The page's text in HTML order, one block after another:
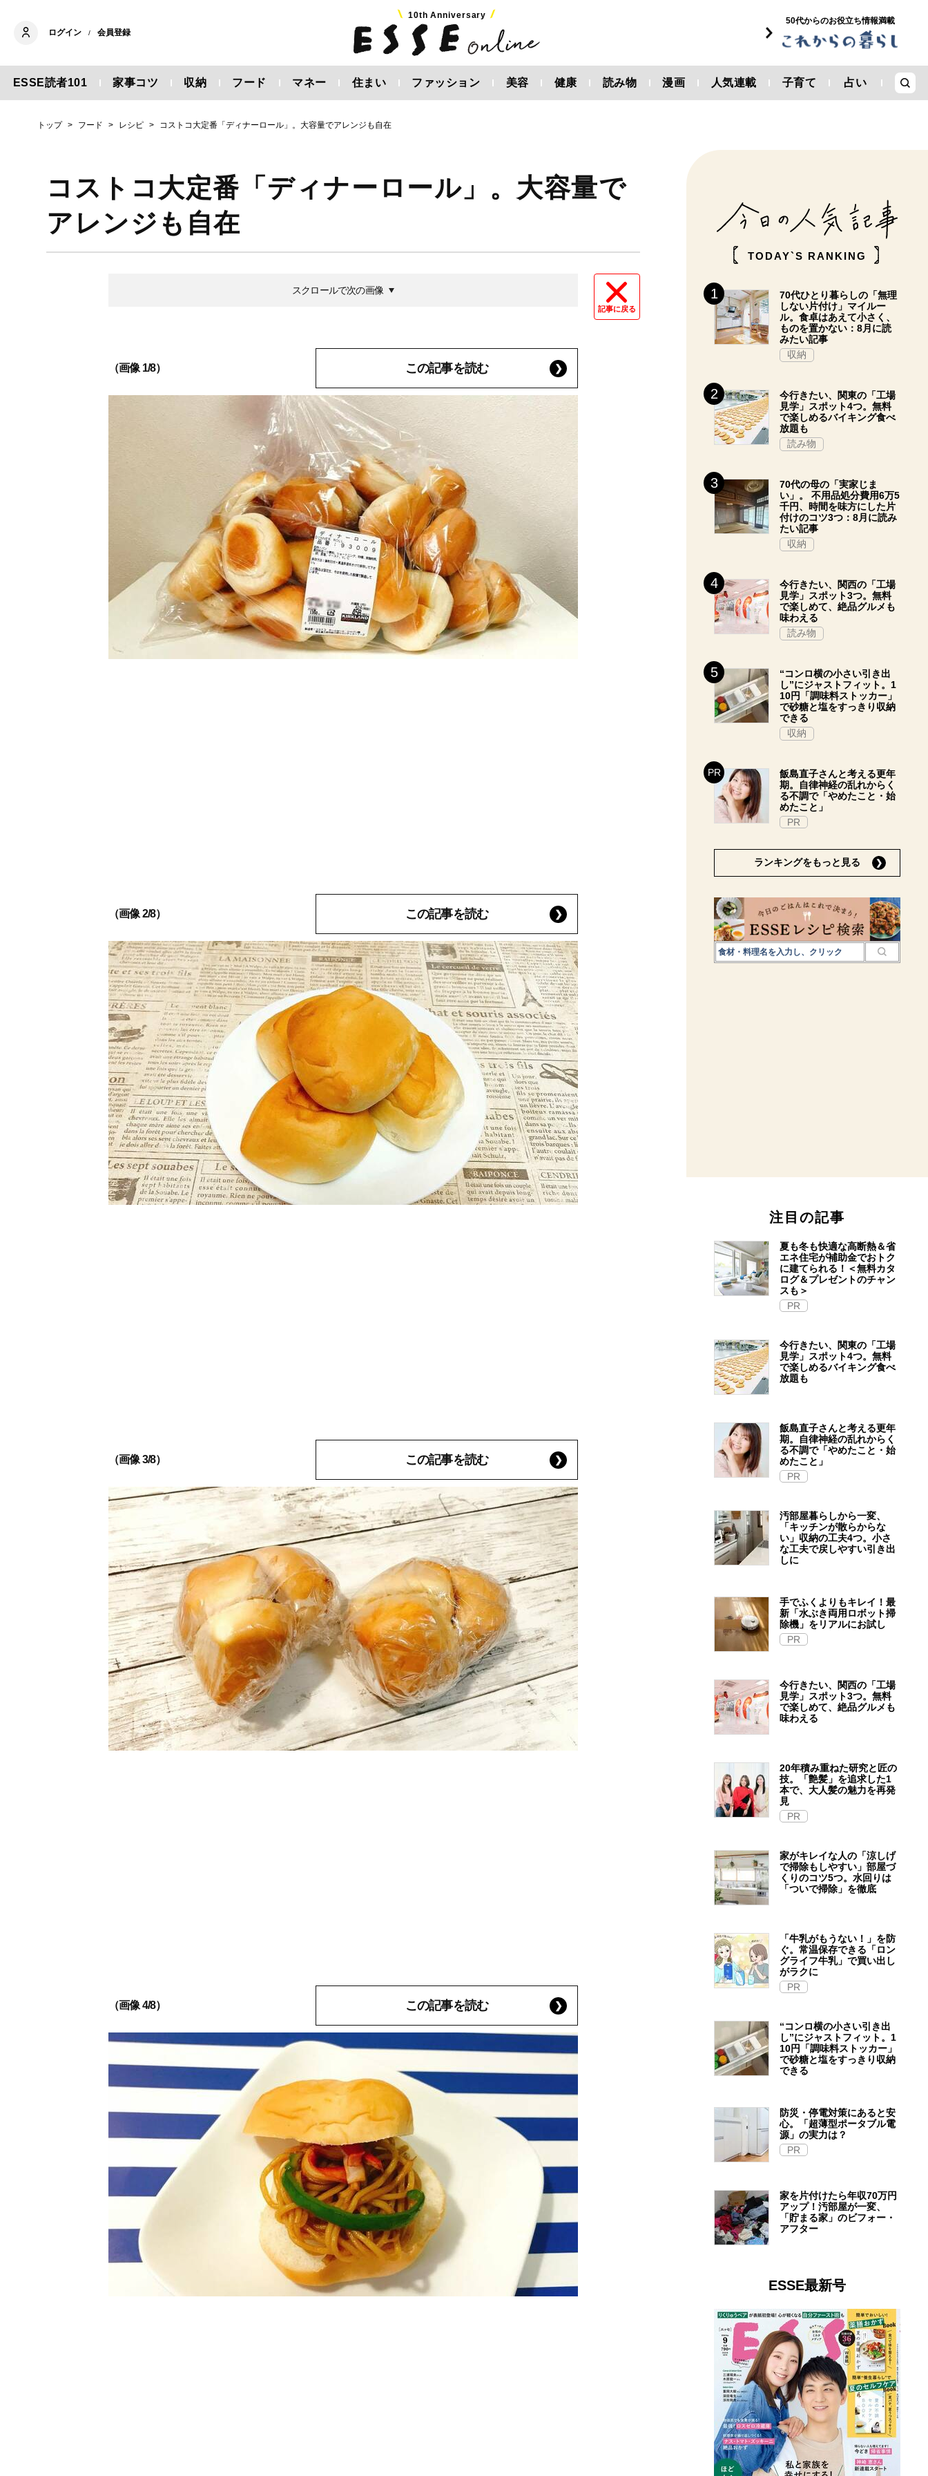
ログイン / 会員登録
10th Anniversary
50代からのお役立ち情報満載
ESSE読者101 家事コツ 収納 フード マネー 住まい ファッション 美容 健康 読み物 漫画 人気連載 子育て 占い
トップ フード レシピ コストコ大定番「ディナーロール」。大容量でアレンジも自在
コストコ大定番「ディナーロール」。大容量で
アレンジも自在
記事に戻る
スクロールで次の画像
（画像 1/8） この記事を読む
（画像 2/8） この記事を読む
（画像 3/8） この記事を読む
（画像 4/8） この記事を読む
TODAY`S RANKING
70代ひとり暮らしの「無理
しない片付け」マイルー
ル。食卓はあえて小さく、
ものを置かない：8月に読
みたい記事
収納
今行きたい、関東の「工場
見学」スポット4つ。無料
で楽しめるバイキング食べ
放題も
読み物
70代の母の「実家じま
い」。 不用品処分費用6万5
千円、時間を味方にした片
付けのコツ3つ：8月に読み
たい記事
収納
今行きたい、関西の「工場
見学」スポット3つ。無料
で楽しめて、絶品グルメも
味わえる
読み物
“コンロ横の小さい引き出
し”にジャストフィット。1
10円「調味料ストッカー」
で砂糖と塩をすっきり収納
できる
収納
飯島直子さんと考える更年
期。自律神経の乱れからく
る不調で「やめたこと・始
めたこと」
PR
ランキングをもっと見る
注目の記事
夏も冬も快適な高断熱＆省
エネ住宅が補助金でおトク
に建てられる！＜無料カタ
ログ＆プレゼントのチャン
スも＞
PR
今行きたい、関東の「工場
見学」スポット4つ。無料
で楽しめるバイキング食べ
放題も
飯島直子さんと考える更年
期。自律神経の乱れからく
る不調で「やめたこと・始
めたこと」
PR
汚部屋暮らしから一変、
「キッチンが散らからな
い」収納の工夫4つ。小さ
な工夫で戻しやすい引き出
しに
手でふくよりもキレイ！最
新「水ぶき両用ロボット掃
除機」をリアルにお試し
PR
今行きたい、関西の「工場
見学」スポット3つ。無料
で楽しめて、絶品グルメも
味わえる
20年積み重ねた研究と匠の
技。「艶髪」を追求した1
本で、大人髪の魅力を再発
見
PR
家がキレイな人の「涼しげ
で掃除もしやすい」部屋づ
くりのコツ5つ。水回りは
「ついで掃除」を徹底
「牛乳がもうない！」を防
ぐ。常温保存できる「ロン
グライフ牛乳」で買い出し
がラクに
PR
“コンロ横の小さい引き出
し”にジャストフィット。1
10円「調味料ストッカー」
で砂糖と塩をすっきり収納
できる
防災・停電対策にあると安
心。「超薄型ポータブル電
源」の実力は？​
PR
家を片付けたら年収70万円
アップ！汚部屋が一変、
「貯まる家」のビフォー・
アフター
ESSE最新号